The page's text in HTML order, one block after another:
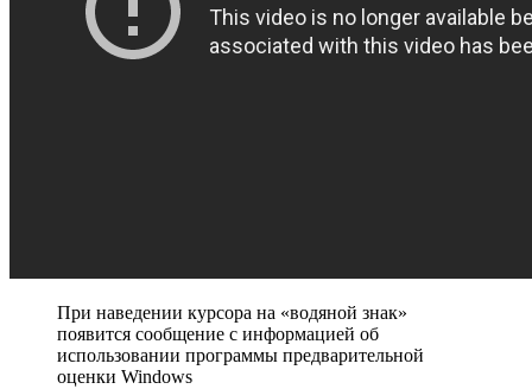
При наведении курсора на «водяной знак»
появится сообщение с информацией об
использовании программы предварительной
оценки Windows